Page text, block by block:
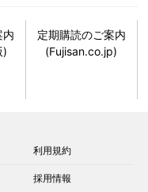
内
)
定期購読のご案内
(Fujisan.co.jp)
利用規約
採用情報